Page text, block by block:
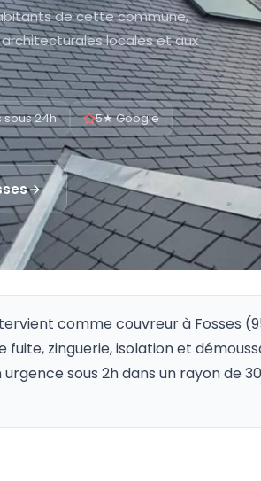
de cette commune,
locales et aux
sous 24h 5★ Google
comme couvreur à Fosses (
zinguerie, isolation et
sous 2h dans un rayon de